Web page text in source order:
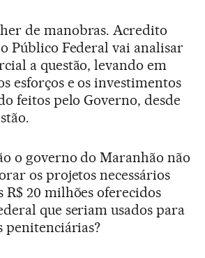
de manobras. Acredito
Público Federal vai analisar
a questão, levando em
esforços e os investimentos
feitos pelo Governo, desde
o governo do Maranhão não
os projetos necessários
R$ 20 milhões oferecidos
que seriam usados para
penitenciárias?